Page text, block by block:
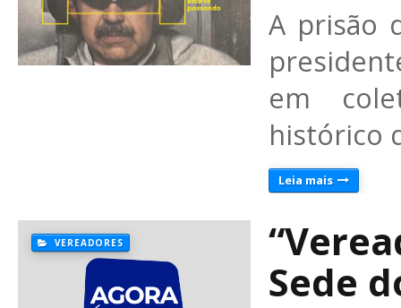
A prisão
em
histórico
Leia mais
VEREADORES
Sede